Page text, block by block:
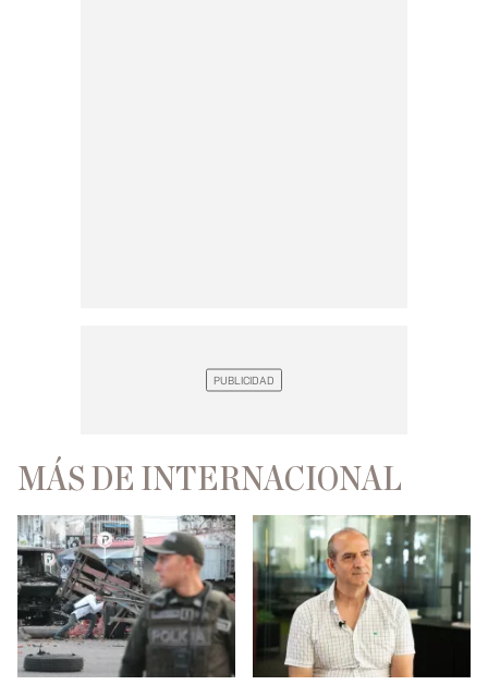
MÁS DE INTERNACIONAL